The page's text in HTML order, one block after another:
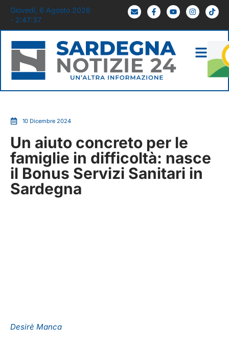
Giovedì, 6 Agosto 2026
- 2:47:38
10 Dicembre 2024
Un aiuto concreto per le
famiglie in difficoltà: nasce
il Bonus Servizi Sanitari in
Sardegna
Desirè Manca